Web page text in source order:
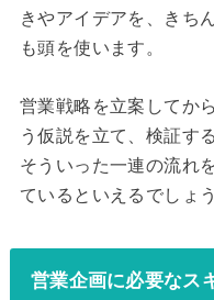
きやアイデアを、きち
も頭を使います。
営業戦略を立案してか
う仮説を立て、検証す
そういった一連の流れ
ているといえるでしょう
営業企画に必要なス